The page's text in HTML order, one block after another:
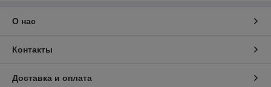
О нас
Контакты
Доставка и оплата